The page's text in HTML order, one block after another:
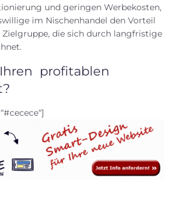
und geringen Werbekosten,
im Nischenhandel den Vorteil
die sich durch langfristige
profitablen